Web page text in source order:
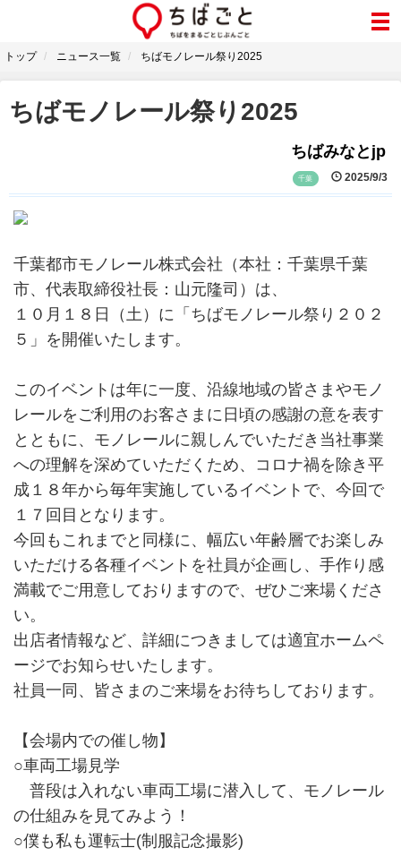
トップ ニュース一覧 ちばモノレール祭り2025
ちばモノレール祭り2025
ちばみなとjp
千葉 2025/9/3
千葉都市モノレール株式会社（本社：千葉県千葉
市、代表取締役社長：山元隆司）は、
１０月１８日（土）に「ちばモノレール祭り２０２
５」を開催いたします。
このイベントは年に一度、沿線地域の皆さまやモノ
レールをご利用のお客さまに日頃の感謝の意を表す
とともに、モノレールに親しんでいただき当社事業
への理解を深めていただくため、コロナ禍を除き平
成１８年から毎年実施しているイベントで、今回で
１７回目となります。
今回もこれまでと同様に、幅広い年齢層でお楽しみ
いただける各種イベントを社員が企画し、手作り感
満載でご用意しておりますので、ぜひご来場くださ
い。
出店者情報など、詳細につきましては適宜ホームペ
ージでお知らせいたします。
社員一同、皆さまのご来場をお待ちしております。
【会場内での催し物】
○車両工場見学
普段は入れない車両工場に潜入して、モノレール
の仕組みを見てみよう！
○僕も私も運転士(制服記念撮影)